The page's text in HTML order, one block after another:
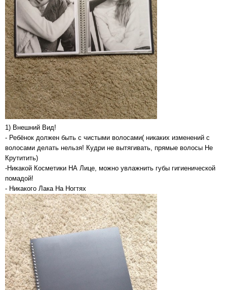
1) Внешний Вид!
- Ребёнок должен быть с чистыми волосами( никаких изменений с
волосами делать нельзя! Кудри не вытягивать, прямые волосы Не
Крутитить)
-Никакой Косметики НА Лице, можно увлажнить губы гигиенической
помадой!
- Никакого Лака На Ногтях